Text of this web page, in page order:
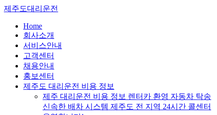
Skip
content
제주도대리운전
Home
회사소개
서비스안내
고객센터
채용안내
홍보센터
제주도 대리운전 비용 정보
제주 대리운전 비용 정보 렌터카 환영 자동차 탁송
신속한 배차 시스템 제주도 전 지역 24시간 콜센터